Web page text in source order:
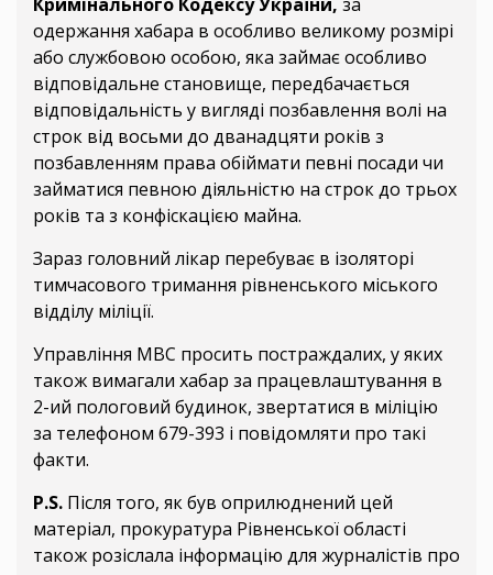
одержання хабара в особливо великому розмірі
або службовою особою, яка займає особливо
відповідальне становище, передбачається
відповідальність у вигляді позбавлення волі на
строк від восьми до дванадцяти років з
позбавленням права обіймати певні посади чи
займатися певною діяльністю на строк до трьох
років та з конфіскацією майна.
Зараз головний лікар перебуває в ізоляторі
тимчасового тримання рівненського міського
відділу міліції.
Управління МВС просить постраждалих, у яких
також вимагали хабар за працевлаштування в
2-ий пологовий будинок, звертатися в міліцію
за телефоном 679-393 і повідомляти про такі
факти.
P.S. Після того, як був оприлюднений цей
матеріал, прокуратура Рівненської області
також розіслала інформацію для журналістів про